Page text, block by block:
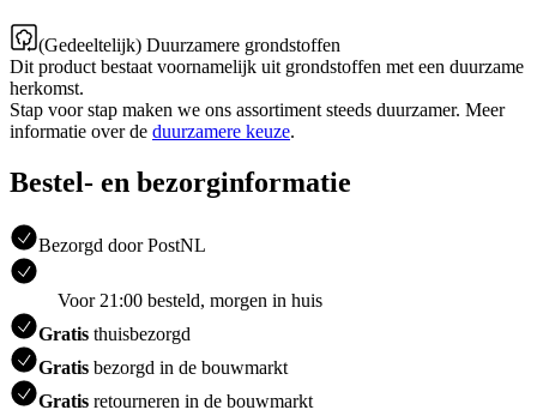
(Gedeeltelijk) Duurzamere grondstoffen
Dit product bestaat voornamelijk uit grondstoffen met een duurzame
herkomst.
Stap voor stap maken we ons assortiment steeds duurzamer. Meer
informatie over de duurzamere keuze.
Bestel- en bezorginformatie
Bezorgd door PostNL
Voor 21:00 besteld, morgen in huis
Gratis thuisbezorgd
Gratis bezorgd in de bouwmarkt
Gratis retourneren in de bouwmarkt